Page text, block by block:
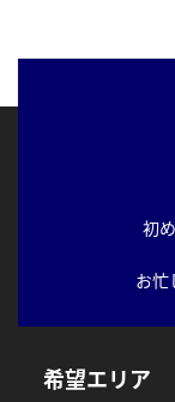
初
お忙
希望エリア